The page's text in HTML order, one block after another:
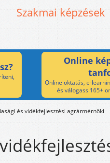
Szakmai képzések
Online
Online oktatás, e-
és válogass 165+
és vidékfejlesztési agrármérnöki